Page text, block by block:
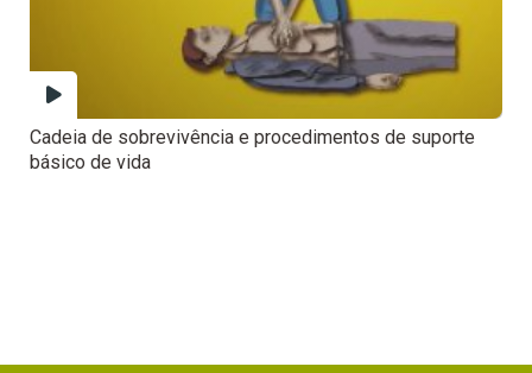
Cadeia de sobrevivência e procedimentos de suporte
básico de vida